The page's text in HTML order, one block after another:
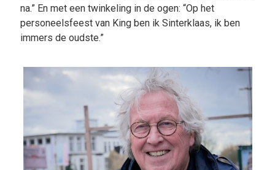
na.” En met een twinkeling in de ogen: “Op het
personeelsfeest van King ben ik Sinterklaas, ik ben
immers de oudste.”